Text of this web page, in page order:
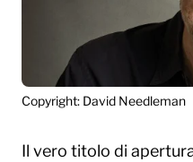
Copyright: David Needleman
Il vero titolo di